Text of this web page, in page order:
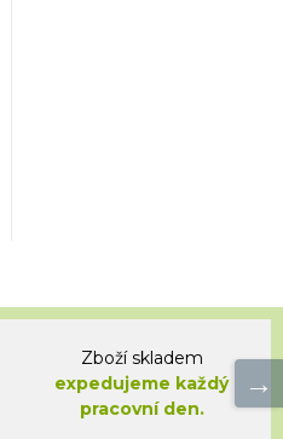
Zboží skladem
expedujeme každý
pracovní den.